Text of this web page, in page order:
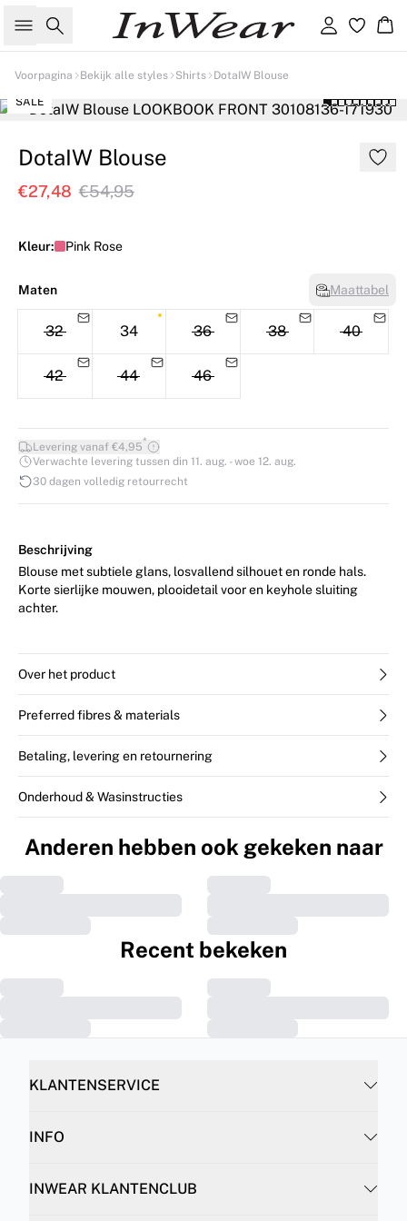
Zoeken Inloggen
Voorpagina Bekijk alle styles Shirts DotaIW Blouse
SALE
DotaIW Blouse
€27,48 €54,95
Kleur: Pink Rose
Maten Maattabel
32 34 36 38 40
42 44 46
Levering vanaf €4,95*
Verwachte levering tussen din 11. aug. - woe 12. aug.
30 dagen volledig retourrecht
Beschrijving
Blouse met subtiele glans, losvallend silhouet en ronde hals.
Korte sierlijke mouwen, plooidetail voor en keyhole sluiting
achter.
Over het product
Preferred fibres & materials
Betaling, levering en retournering
Onderhoud & Wasinstructies
Anderen hebben ook gekeken naar
Recent bekeken
KLANTENSERVICE
INFO
INWEAR KLANTENCLUB